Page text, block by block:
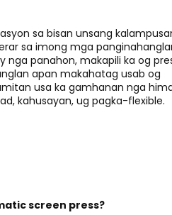
sa bisan unsang
sa imong mga
panahon, makapili ka og
apan makahatag usab og
usa ka gamhanan nga
kahusayan, ug pagka-flexible.
screen press?